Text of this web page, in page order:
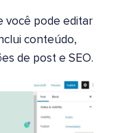
você pode editar
conteúdo,
de post e SEO.